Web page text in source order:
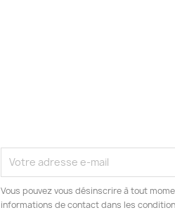
Vous pouvez vous désinscrire à tout
informations de contact dans les